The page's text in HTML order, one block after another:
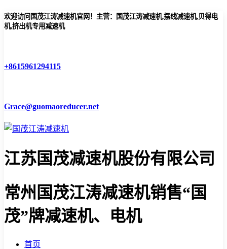
欢迎访问国茂江涛减速机官网！主营：国茂江涛减速机,摆线减速机,贝得电
机,挤出机专用减速机
+8615961294115
Grace@guomaoreducer.net
江苏国茂减速机股份有限公司
常州国茂江涛减速机销售“国
茂”牌减速机、电机
首页